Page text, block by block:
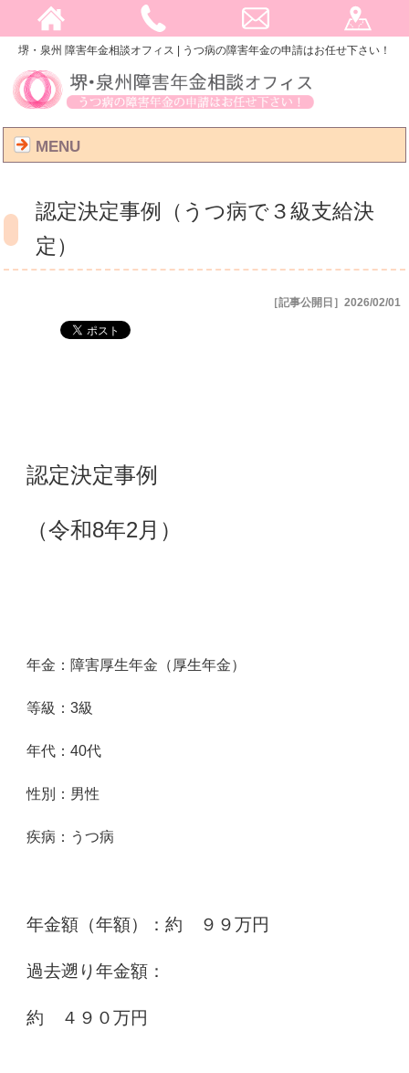
堺・泉州 障害年金相談オフィス | うつ病の障害年金の申請はお任せ下さい！
MENU
認定決定事例（うつ病で３級支給決
定）
［記事公開日］2026/02/01
認定決定事例
（令和8年2月）
年金：障害厚生年金（厚生年金）
等級：3級
年代：40代
性別：男性
疾病：うつ病
年金額（年額）：約 ９９万円
過去遡り年金額：
約 ４９０万円